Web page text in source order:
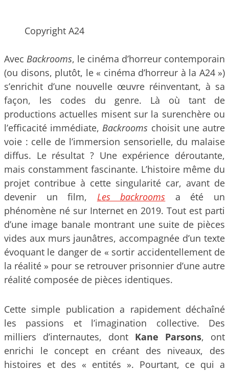
Copyright A24
Avec Backrooms, le cinéma d’horreur contemporain
(ou disons, plutôt, le « cinéma d’horreur à la A24 »)
s’enrichit d’une nouvelle œuvre réinventant, à sa
façon, les codes du genre. Là où tant de
productions actuelles misent sur la surenchère ou
l’efficacité immédiate,Backrooms choisit une autre
voie : celle de l’immersion sensorielle, du malaise
diffus. Le résultat ? Une expérience déroutante,
mais constamment fascinante. L’histoire même du
projet contribue à cette singularité car, avant de
devenir un film, Les backrooms a été un
phénomène né sur Internet en 2019. Tout est parti
d’une image banale montrant une suite de pièces
vides aux murs jaunâtres, accompagnée d’un texte
évoquant le danger de « sortir accidentellement de
la réalité » pour se retrouver prisonnier d’une autre
réalité composée de pièces identiques.
Cette simple publication a rapidement déchaîné
les passions et l’imagination collective. Des
milliers d’internautes, dont Kane Parsons, ont
enrichi le concept en créant des niveaux, des
histoires et des « entités ». Pourtant, ce qui a